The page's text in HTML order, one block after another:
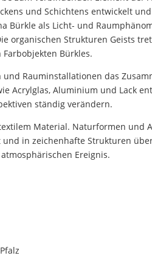
und Schichtens entwickelt
Bürkle als Licht- und
organischen Strukturen Geists
Bürkles.
Rauminstallationen das
Acrylglas, Aluminium und Lack
ständig verändern.
Material. Naturformen und
und in zeichenhafte Strukturen
Ereignis.